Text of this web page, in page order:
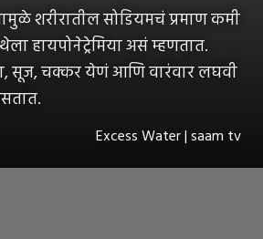
शरीरातील सोडियमचं प्रमाण कमी
हायपोनेट्रेमिया असं म्हणतात.
सूज, चक्कर येणं आणि वारंवार लघवी
Excess Water | saam tv